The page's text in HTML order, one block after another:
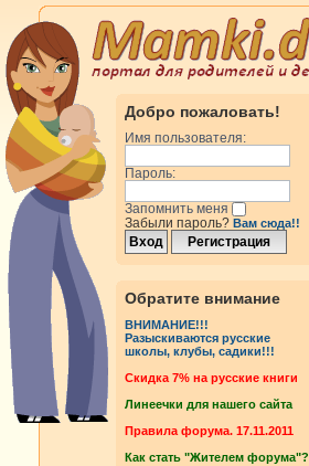
Добро пожаловать!
Имя пользователя:
Пароль:
Запомнить меня
Забыли пароль? Вам сюда!!
Обратите внимание
ВНИМАНИЕ!!!
Разыскиваются русские
школы, клубы, садики!!!
Cкидка 7% на русские книги
Линеечки для нашего сайта
Правила форума. 17.11.2011
Как стать "Жителем форума"?